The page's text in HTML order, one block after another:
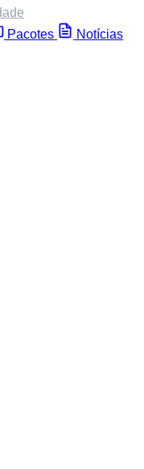
Pacotes Notícias